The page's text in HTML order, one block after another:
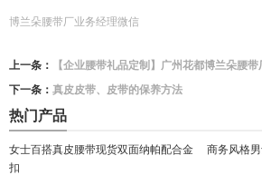
博兰朵腰带厂业务经理微信
上一条：
【企业腰带礼品定制】广州花都博兰朵腰
下一条： 真皮皮带、皮带的保养方法
热门产品
女士百搭真皮腰带现货双面纳帕配合金
扣
商务风格